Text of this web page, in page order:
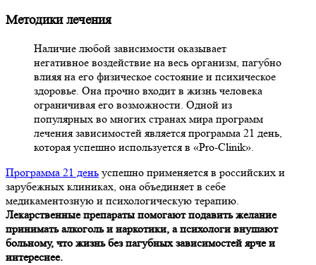
Методики лечения
Наличие любой зависимости оказывает
негативное воздействие на весь организм, пагубно
влияя на его физическое состояние и психическое
здоровье. Она прочно входит в жизнь человека
ограничивая его возможности. Одной из
популярных во многих странах мира программ
лечения зависимостей является программа 21 день,
которая успешно используется в «Pro-Clinik».
Программа 21 день успешно применяется в российских и
зарубежных клиниках, она объединяет в себе
медикаментозную и психологическую терапию.
Лекарственные препараты помогают подавить желание
принимать алкоголь и наркотики, а психологи внушают
больному, что жизнь без пагубных зависимостей ярче и
интереснее.